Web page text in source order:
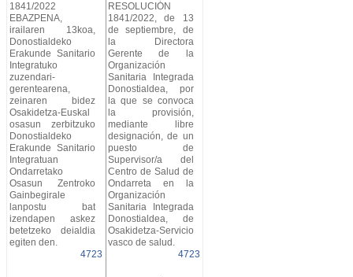
1841/2022
EBAZPENA,
irailaren 13koa,
Donostialdeko
Erakunde Sanitario
Integratuko
zuzendari-
gerentearena,
zeinaren bidez
Osakidetza-Euskal
osasun zerbitzuko
Donostialdeko
Erakunde Sanitario
Integratuan
Ondarretako
Osasun Zentroko
Gainbegirale
lanpostu bat
izendapen askez
betetzeko deialdia
egiten den.
4723
RESOLUCIÓN
1841/2022, de 13
de septiembre, de
la Directora
Gerente de la
Organización
Sanitaria Integrada
Donostialdea, por
la que se convoca
la provisión,
mediante libre
designación, de un
puesto de
Supervisor/a del
Centro de Salud de
Ondarreta en la
Organización
Sanitaria Integrada
Donostialdea, de
Osakidetza-Servicio
vasco de salud.
4723